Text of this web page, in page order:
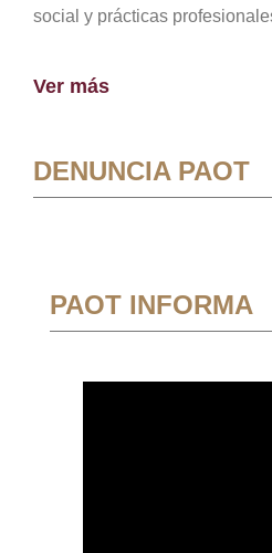
social y prácticas
Ver más
DENUNCIA PAOT
PAOT INFORMA